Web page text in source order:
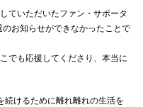
ていただいたファン・サポータ
お知らせができなかったことで
でも応援してくださり、本当に
続けるために離れ離れの生活を